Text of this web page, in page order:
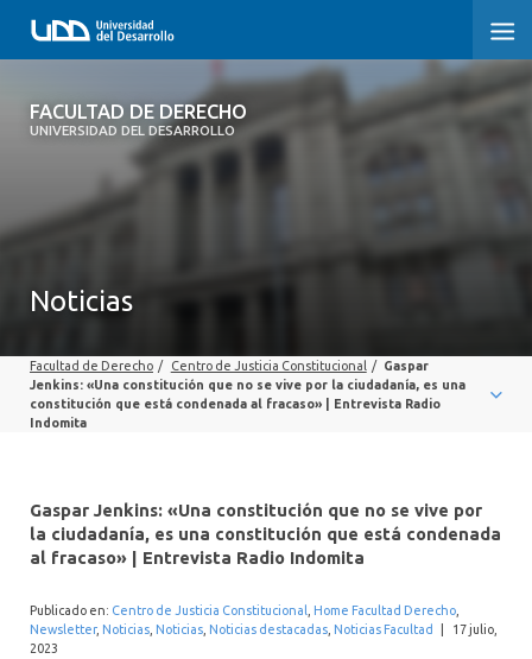
FACULTAD DE DERECHO
UNIVERSIDAD DEL DESARROLLO
FACULTAD DE DERECHO
SOBRE LA FACULTAD
PROFESORES
INVESTIGACIÓN
INTERNACIONAL
Noticias
Facultad de Derecho / Centro de Justicia Constitucional / Gaspar
Jenkins: «Una constitución que no se vive por la ciudadanía, es una
constitución que está condenada al fracaso» | Entrevista Radio
Indomita
Gaspar Jenkins: «Una constitución que no se vive por
la ciudadanía, es una constitución que está condenada
al fracaso» | Entrevista Radio Indomita
Publicado en: Centro de Justicia Constitucional Home Facultad Derecho
Newsletter, Noticias Noticias Noticias destacadas Noticias Facultad
17 julio,
2023